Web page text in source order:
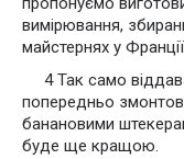
вимірювання,
майстернях у Франції.
4 Так само
попередньо
банановими
буде ще кращою.